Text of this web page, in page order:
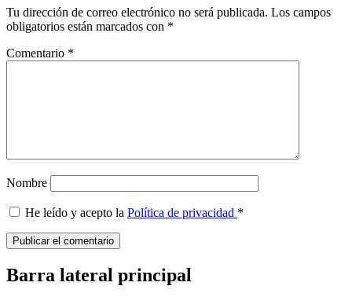
Tu dirección de correo electrónico no será publicada. Los campos
obligatorios están marcados con *
Comentario *
Nombre
He leído y acepto la Política de privacidad *
Barra lateral principal